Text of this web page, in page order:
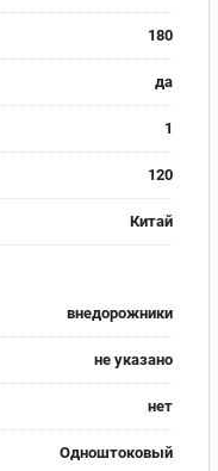
180
да
1
120
Китай
внедорожники
не указано
нет
Одноштоковый